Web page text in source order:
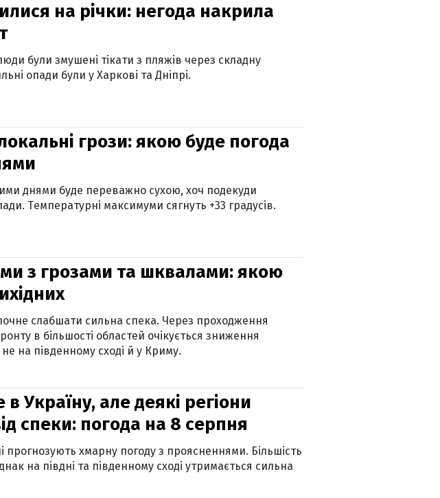
на річки: негода накрила
були змушені тікати з пляжів через складну
опади були у Харкові та Дніпрі.
локальні грози: якою буде погода
днями буде переважно сухою, хоч подекуди
Температурні максимуми сягнуть +33 градусів.
з грозами та шквалами: якою
слабшати сильна спека. Через проходження
в більшості областей очікується зниження
на південному сході й у Криму.
Україну, але деякі регіони
спеки: погода на 8 серпня
прогнозують хмарну погоду з проясненнями. Більшість
на півдні та південному сході утримається сильна